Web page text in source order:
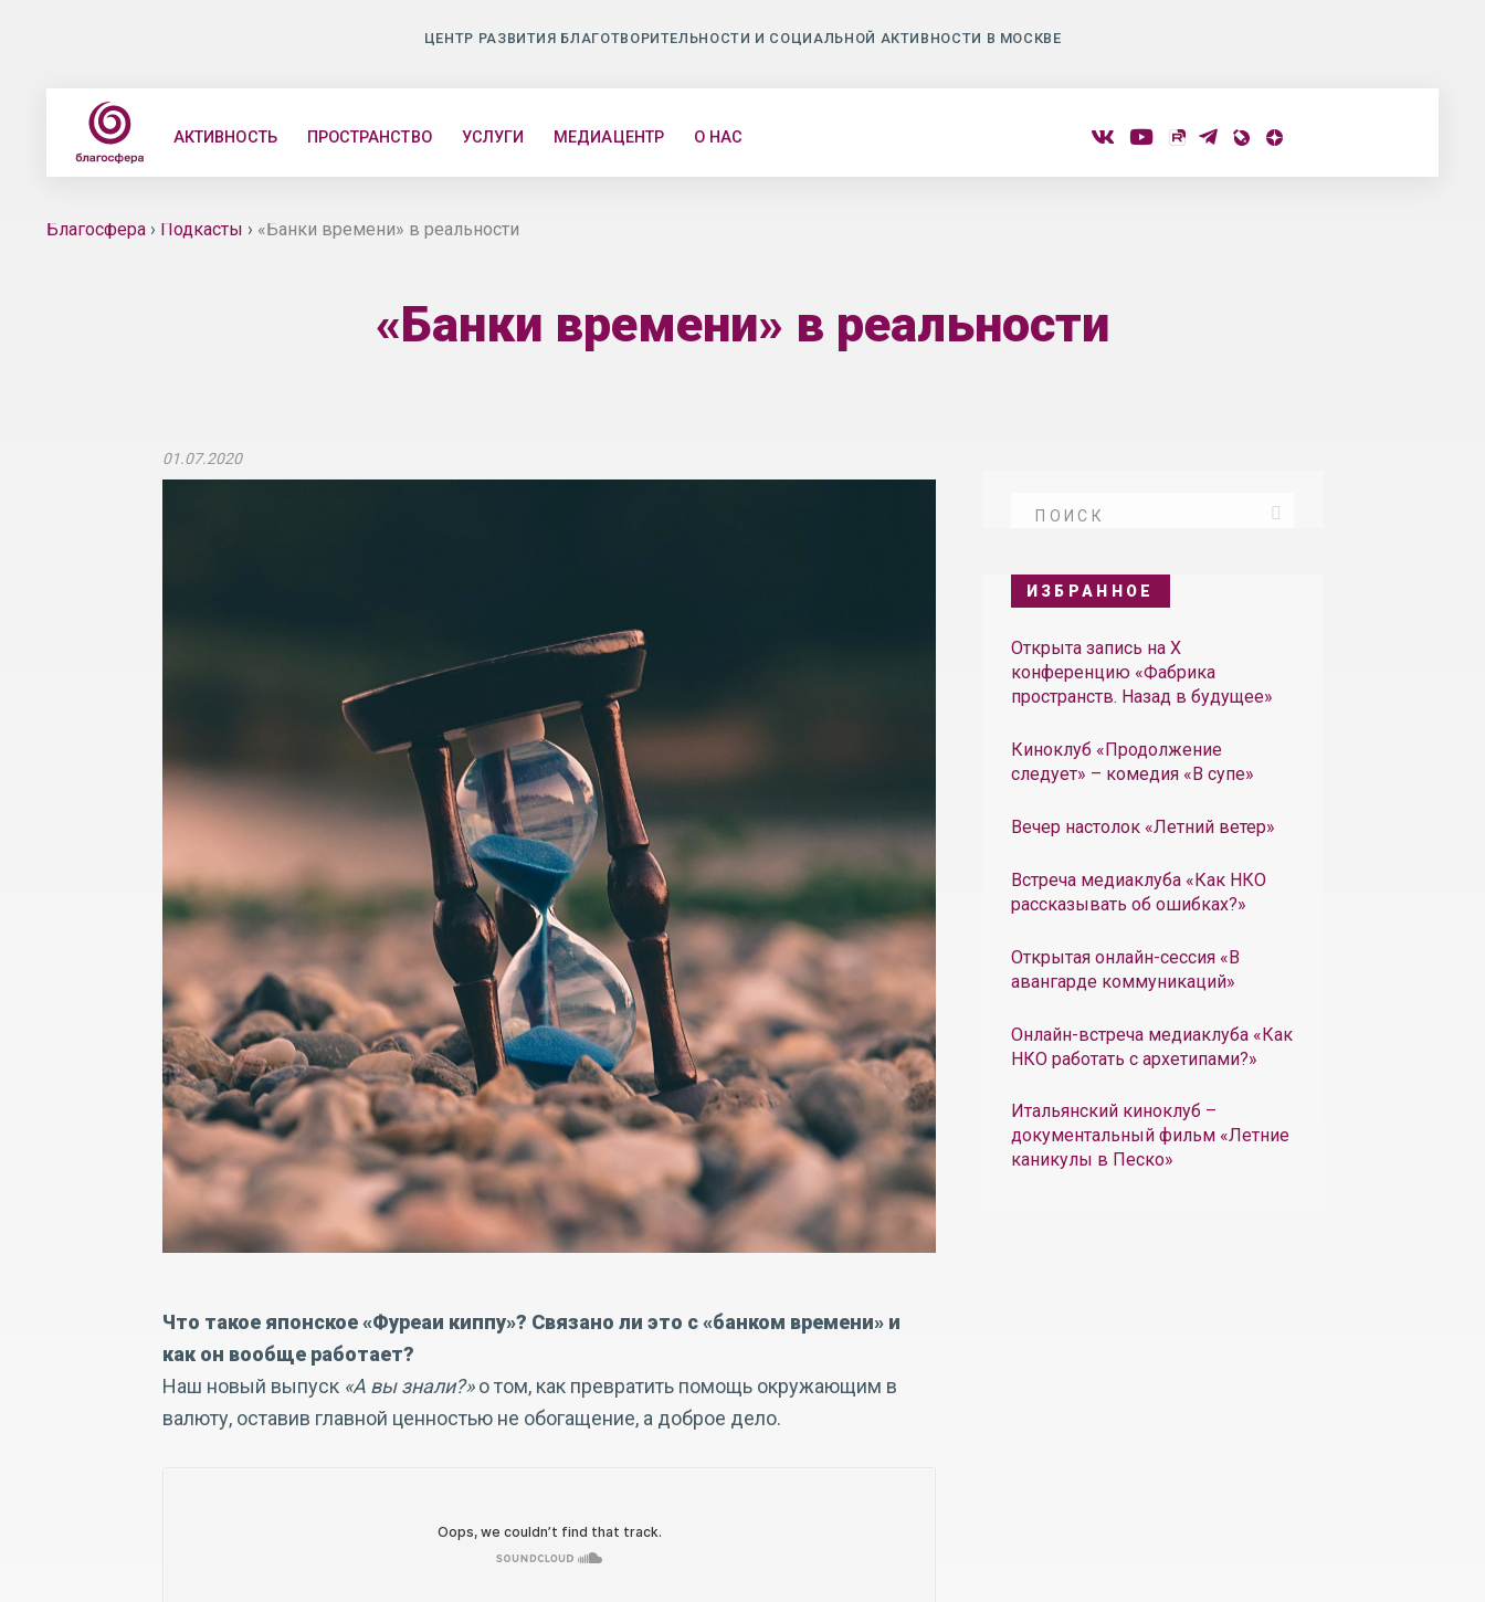
ЦЕНТР РАЗВИТИЯ БЛАГОТВОРИТЕЛЬНОСТИ И СОЦИАЛЬНОЙ АКТИВНОСТИ В МОСКВЕ
АКТИВНОСТЬ ПРОСТРАНСТВО УСЛУГИ МЕДИАЦЕНТР О НАС
Благосфера› Подкасты › «Банки времени» в реальности
«Банки времени» в реальности
01.07.2020
Что такое японское «Фуреаи киппу»? Связано ли это с «банком времени» и
как он вообще работает?
Наш новый выпуск «А вы знали?»о том, как превратить помощь окружающим в
валюту, оставив главной ценностью не обогащение, а доброе дело.
ИЗБРАННОЕ
Открыта запись на X
конференцию «Фабрика
пространств. Назад в будущее»
Киноклуб «Продолжение
следует» – комедия «В супе»
Вечер настолок «Летний ветер»
Встреча медиаклуба «Как НКО
рассказывать об ошибках?»
Открытая онлайн-сессия «В
авангарде коммуникаций»
Онлайн-встреча медиаклуба «Как
НКО работать с архетипами?»
Итальянский киноклуб –
документальный фильм «Летние
каникулы в Песко»